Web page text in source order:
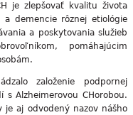
je zlepšovať kvalitu života
demencie rôznej etiológie
a poskytovania služieb
pomáhajúcim
založenie podpornej
Alzheimerovou CHorobou.
aj odvodený nazov nášho